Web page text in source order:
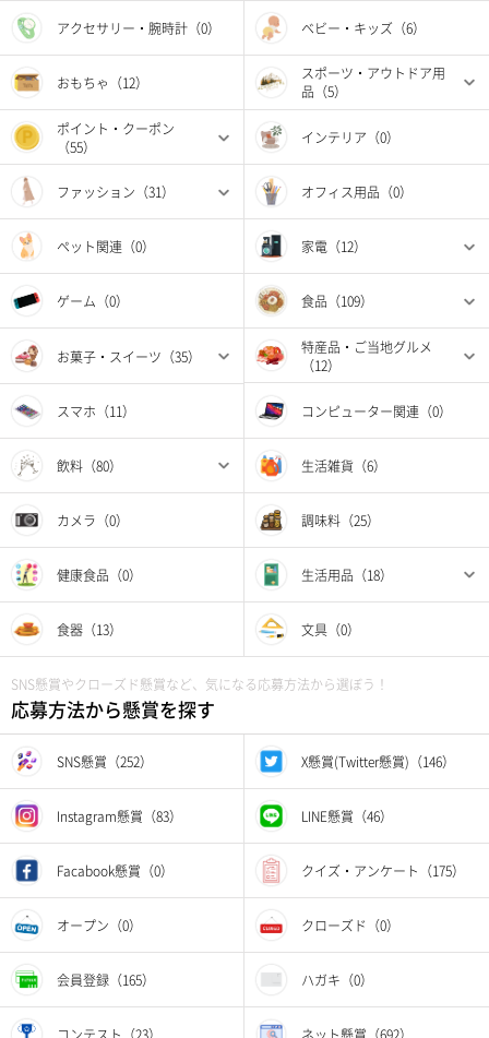
アクセサリー・腕時計（0） ベビー・キッズ（6）
おもちゃ（12）
スポーツ・アウトドア用
品（5）
ポイント・クーポン
（55）
インテリア（0）
ファッション（31） オフィス用品（0）
ペット関連（0） 家電（12）
ゲーム（0） 食品（109）
お菓子・スイーツ（35）
特産品・ご当地グルメ
（12）
スマホ（11） コンピューター関連（0）
飲料（80） 生活雑貨（6）
カメラ（0） 調味料（25）
健康食品（0） 生活用品（18）
食器（13） 文具（0）
SNS懸賞やクローズド懸賞など、気になる応募方法から選ぼう！
応募方法から懸賞を探す
SNS懸賞（252） X懸賞(Twitter懸賞)（146）
Instagram懸賞（83） LINE懸賞（46）
Facabook懸賞（0） クイズ・アンケート（175）
オープン（0） クローズド（0）
会員登録（165） ハガキ（0）